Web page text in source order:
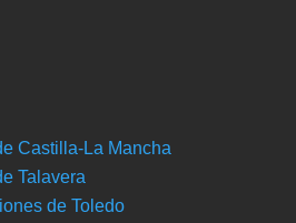
Castilla-La Mancha
Talavera
de Toledo